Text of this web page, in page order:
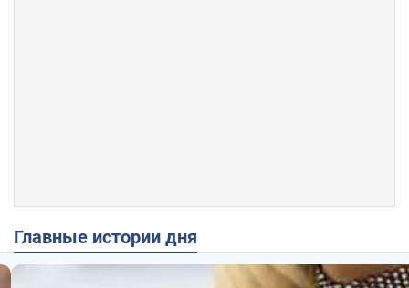
Главные истории дня